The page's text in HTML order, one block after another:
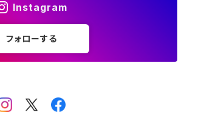
Instagram
フォローする